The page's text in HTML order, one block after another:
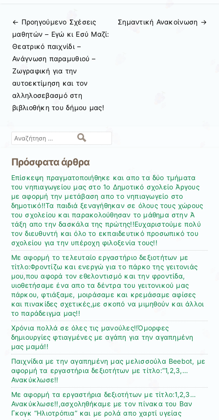
Πλοήγηση άρθρων
← Προηγούμενo Σχέσεις
μαθητών – Εγώ κι Εσύ Μαζί:
Θεατρικό παιχνίδι –
Ανάγνωση παραμυθιού –
Ζωγραφική για την
αυτοεκτίμηση και τον
αλληλοσεβασμό στη
βιβλιοθήκη του δήμου μας!
Σημαντική Ανακοίνωση →
Αναζήτηση
Πρόσφατα άρθρα
Επίσκεψη πραγματοποιήθηκε και απο τα δύο τμήματα
του νηπιαγωγείου μας στο 1ο Δημοτικό σχολείο Άργους
με αφορμή την μετάβαση απο το νηπιαγωγείο στο
δημοτικό!!Τα παιδιά ξεναγήθηκαν σε όλους τους χώρους
του σχολείου και παρακολούθησαν το μάθημα στην Ά
τάξη απο την δασκάλα της πρώτης!!Ευχαριστούμε πολύ
τον διευθυντή και όλο το εκπαιδευτικό προσωπικό του
σχολείου για την υπέροχη φιλοξενία τους!!
Με αφορμή το τελευταίο εργαστήριο δεξιοτήτων με
τίτλο:Φροντίζω και ενεργώ για το πάρκο της γειτονιάς
μου,που αφορά τον εθελοντισμό και την φροντίδα,
υιοθετήσαμε ένα απο τα δέντρα του γειτονικού μας
πάρκου, φτιάξαμε, μοιράσαμε και κρεμάσαμε αφίσες
και πινακίδες σχετικές,με σκοπό να μιμηθούν και άλλοι
το παράδειγμα μας!!
Χρόνια πολλά σε όλες τις μανούλες!!Όμορφες
δημιουργίες φτιαγμένες με αγάπη για την αγαπημένη
μας μαμά!!
Παιχνίδια με την αγαπημένη μας μελισσούλα Beebot, με
αφορμή τα εργαστήρια δεξιοτήτων με τίτλο:”1,2,3,…
Ανακύκλωσε!!
Με αφορμή τα εργαστήρια δεξιοτήτων με τίτλο:1,2,3…
Ανακύκλωσε!!,ασχοληθήκαμε με τον πίνακα του Βαν
Γκογκ “Ηλιοτρόπια” και με ρολά απο χαρτί υγείας